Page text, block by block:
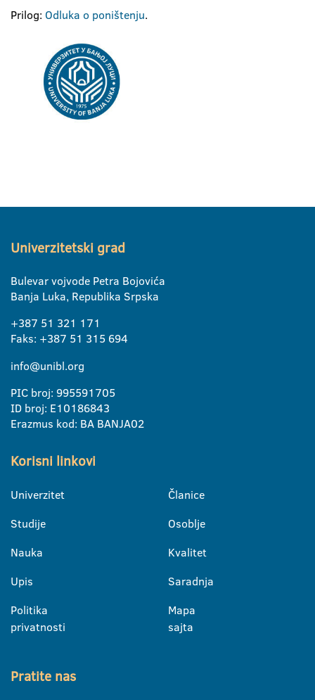
Prilog: Odluka o poništenju.
Univerzitetski grad
Bulevar vojvode Petra Bojovića
Banja Luka, Republika Srpska
+387 51 321 171
Faks: +387 51 315 694
info@unibl.org
PIC broj: 995591705
ID broj: E10186843
Erazmus kod: BA BANJA02
Korisni linkovi
Univerzitet
Studije
Nauka
Upis
Politika
privatnosti
Članice
Osoblje
Kvalitet
Saradnja
Mapa
sajta
Pratite nas